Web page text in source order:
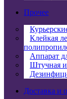
Прочее
Клейкая
Аппарат
Штучная
Доставка и